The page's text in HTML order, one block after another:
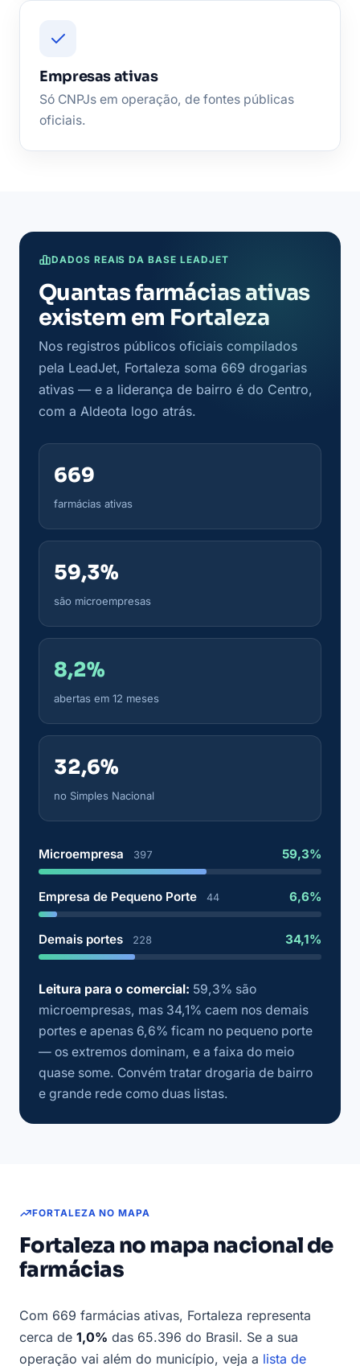
Empresas ativas
Só CNPJs em operação, de fontes públicas
oficiais.
DADOS REAIS DA BASE LEADJET
Quantas farmácias ativas
existem em Fortaleza
Nos registros públicos oficiais compilados
pela LeadJet, Fortaleza soma 669 drogarias
ativas — e a liderança de bairro é do Centro,
com a Aldeota logo atrás.
669
farmácias ativas
59,3%
são microempresas
8,2%
abertas em 12 meses
32,6%
no Simples Nacional
Microempresa 397 59,3%
Empresa de Pequeno Porte 44 6,6%
Demais portes 228 34,1%
Leitura para o comercial: 59,3% são
microempresas, mas 34,1% caem nos demais
portes e apenas 6,6% ficam no pequeno porte
— os extremos dominam, e a faixa do meio
quase some. Convém tratar drogaria de bairro
e grande rede como duas listas.
FORTALEZA NO MAPA
Fortaleza no mapa nacional de
farmácias
Com 669 farmácias ativas, Fortaleza representa
cerca de 1,0% das 65.396 do Brasil. Se a sua
operação vai além do município, veja a lista de